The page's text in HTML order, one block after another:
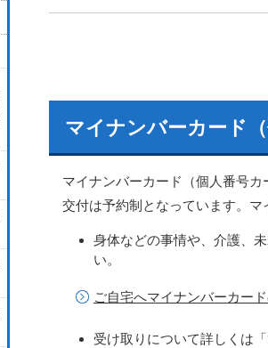
マイナンバーカード
マイナンバーカード（個人番号カ
交付は予約制となっています。マ
身体などの事情や、介護、
い。
ご自宅へマイナンバーカー
受け取りについて詳しくは